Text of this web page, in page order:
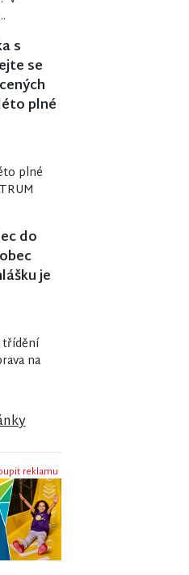
s
se
plné
plné
do
je
na
reklamu